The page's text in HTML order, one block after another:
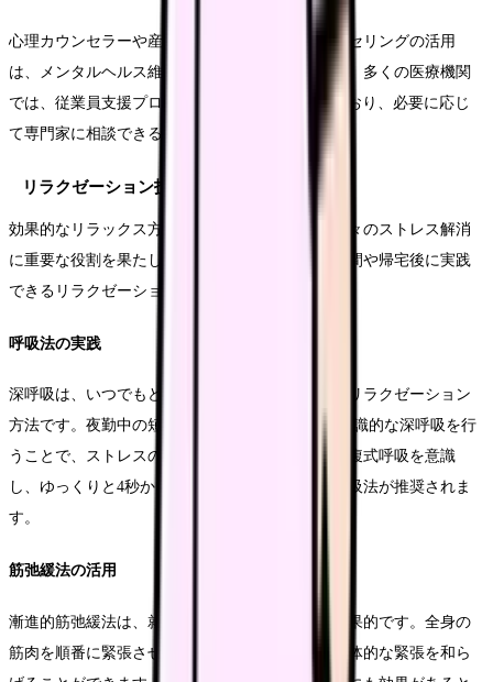
心理カウンセラーや産業医による定期的なカウンセリングの活用
は、メンタルヘルス維持の有効な手段となります。多くの医療機関
では、従業員支援プログラム（EAP）を導入しており、必要に応じ
て専門家に相談できる体制が整っています。
リラクゼーション技法
効果的なリラックス方法を身につけることは、日々のストレス解消
に重要な役割を果たします。ここでは、夜勤の合間や帰宅後に実践
できるリラクゼーション方法をご紹介します。
呼吸法の実践
深呼吸は、いつでもどこでも実践できる効果的なリラクゼーション
方法です。夜勤中の短い休憩時間でも、2-3分の意識的な深呼吸を行
うことで、ストレスの軽減効果が期待できます。腹式呼吸を意識
し、ゆっくりと4秒かけて吸い、6秒かけて吐く呼吸法が推奨されま
す。
筋弛緩法の活用
漸進的筋弛緩法は、就寝前のリラックスに特に効果的です。全身の
筋肉を順番に緊張させてから解放することで、身体的な緊張を和ら